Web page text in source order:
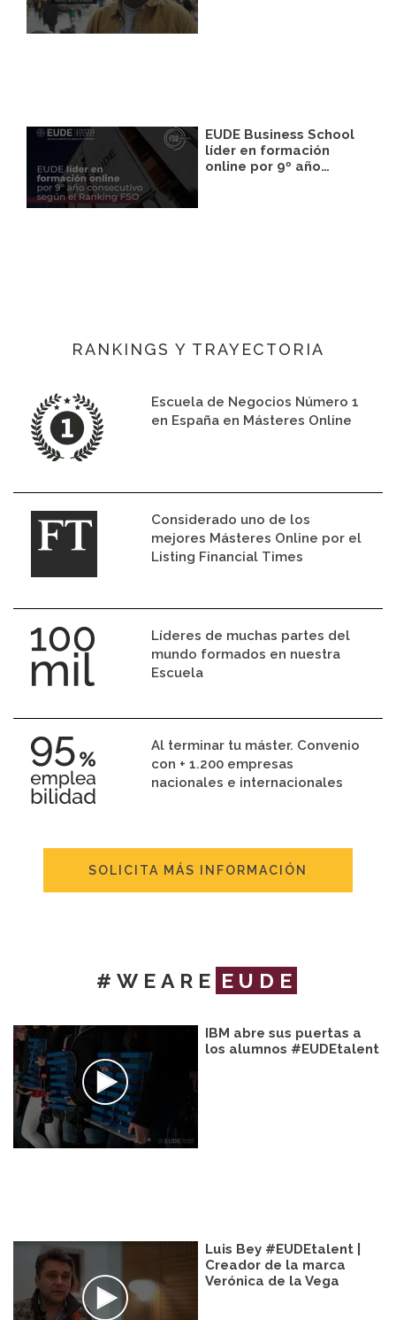
EUDE Business School
líder en formación
online por 9º año…
RANKINGS Y TRAYECTORIA
Escuela de Negocios Número 1
en España en Másteres Online
Considerado uno de los
mejores Másteres Online por el
Listing Financial Times
Líderes de muchas partes del
mundo formados en nuestra
Escuela
Al terminar tu máster. Convenio
con + 1.200 empresas
nacionales e internacionales
SOLICITA MÁS INFORMACIÓN
#WEARE EUDE
IBM abre sus puertas a
los alumnos #EUDEtalent
Luis Bey #EUDEtalent |
Creador de la marca
Verónica de la Vega